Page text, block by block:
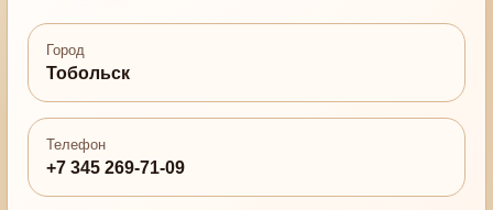
Город
Тобольск
Телефон
+7 345 269-71-09